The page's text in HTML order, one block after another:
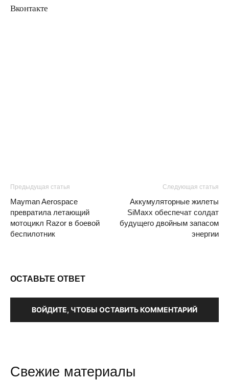
Вконтакте
Предыдущая статья
Mayman Aerospace
превратила летающий
мотоцикл Razor в боевой
беспилотник
Следующая статья
Аккумуляторные жилеты
SiMaxx обеспечат солдат
будущего двойным запасом
энергии
ОСТАВЬТЕ ОТВЕТ
ВОЙДИТЕ, ЧТОБЫ ОСТАВИТЬ КОММЕНТАРИЙ
Свежие материалы